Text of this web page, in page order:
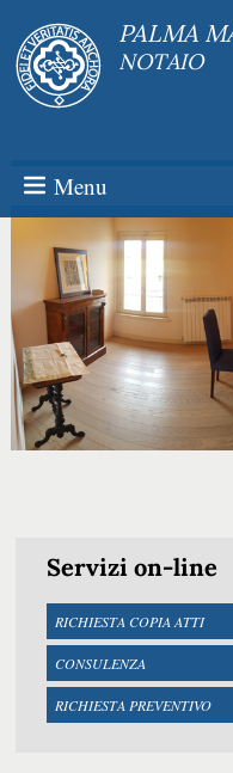
PALMA
NOTAIO
Menu
Servizi on-line
RICHIESTA COPIA ATTI
CONSULENZA
RICHIESTA PREVENTIVO